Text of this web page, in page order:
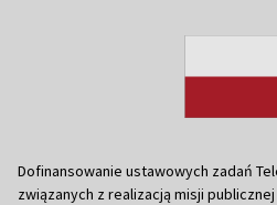
Dofinansowanie ustawowych zadań
związanych z realizacją misji